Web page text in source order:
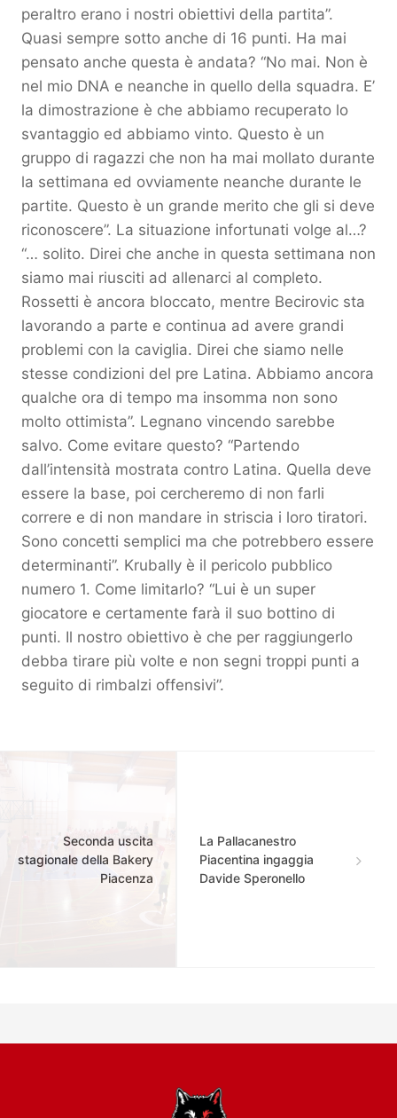
peraltro erano i nostri obiettivi della partita”.
Quasi sempre sotto anche di 16 punti. Ha mai
pensato anche questa è andata? “No mai. Non è
nel mio DNA e neanche in quello della squadra. E’
la dimostrazione è che abbiamo recuperato lo
svantaggio ed abbiamo vinto. Questo è un
gruppo di ragazzi che non ha mai mollato durante
la settimana ed ovviamente neanche durante le
partite. Questo è un grande merito che gli si deve
riconoscere”. La situazione infortunati volge al…?
“… solito. Direi che anche in questa settimana non
siamo mai riusciti ad allenarci al completo.
Rossetti è ancora bloccato, mentre Becirovic sta
lavorando a parte e continua ad avere grandi
problemi con la caviglia. Direi che siamo nelle
stesse condizioni del pre Latina. Abbiamo ancora
qualche ora di tempo ma insomma non sono
molto ottimista”. Legnano vincendo sarebbe
salvo. Come evitare questo? “Partendo
dall’intensità mostrata contro Latina. Quella deve
essere la base, poi cercheremo di non farli
correre e di non mandare in striscia i loro tiratori.
Sono concetti semplici ma che potrebbero essere
determinanti”. Krubally è il pericolo pubblico
numero 1. Come limitarlo? “Lui è un super
giocatore e certamente farà il suo bottino di
punti. Il nostro obiettivo è che per raggiungerlo
debba tirare più volte e non segni troppi punti a
seguito di rimbalzi offensivi”.
Seconda uscita
stagionale della Bakery
Piacenza
La Pallacanestro
Piacentina ingaggia
Davide Speronello